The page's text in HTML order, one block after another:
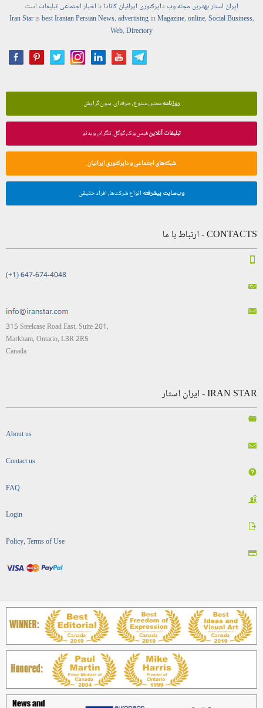
ایران استاربهترین مجلهوب دایرکتوری ایرانیان کانادابا اخباراجتماعیتبلیغات است
Iran Starisbest Iranian PersianNews,advertisinginMagazine,online,Social Business,
Web,Directory
روزنامهمعتبر، متنوع، حرفه‌ای، بدون گرایش
تبلیغات آنلاینفیس‌بوک، گوگل، تلگرام، ویدئو
شبکه‌های اجتماعی و دایرکتوری ایرانیان
وب‌سایت پیشرفته انواع شرکت‌ها، افراد حقیقی
CONTACTS - ارتباط با ما
(+1) 647-674-4048
315 Steelcase Road East, Suite 201,
Markham, Ontario, L3R 2R5
Canada
IRAN STAR - ایران استار
About us
Contact us
FAQ
Login
Policy, Terms of Use